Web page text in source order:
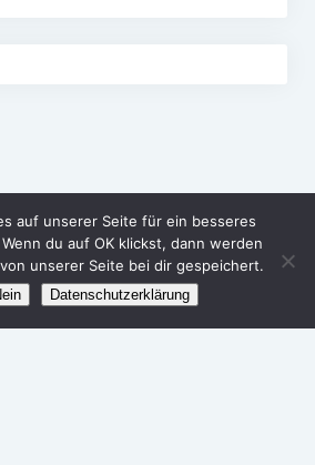
auf unserer Seite für ein besseres
du auf OK klickst, dann werden
unserer Seite bei dir gespeichert.
Datenschutzerklärung